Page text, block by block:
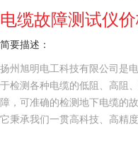
电缆故障测试仪
简要描述：
扬州旭明电工科技有限公司是
于检测各种电缆的低阻、高阻
障，可准确的检测地下电缆的
它秉承我们一贯高科技、高精